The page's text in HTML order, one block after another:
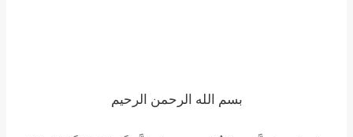
بسم الله الرحمن الرحيم